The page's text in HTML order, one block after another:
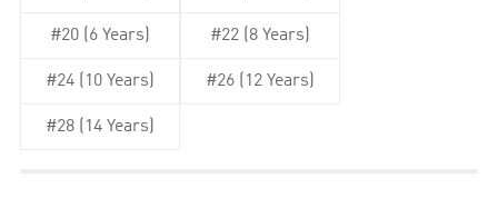
#20 (6 Years) #22 (8 Years)
#24 (10 Years) #26 (12 Years)
#28 (14 Years)